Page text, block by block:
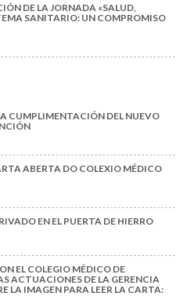
DE LA JORNADA «SALUD,
SANITARIO: UN COMPROMISO
CUMPLIMENTACIÓN DEL NUEVO
ABERTA DO COLEXIO MÉDICO
EN EL PUERTA DE HIERRO
EL COLEGIO MÉDICO DE
ACTUACIONES DE LA GERENCIA
LA IMAGEN PARA LEER LA CARTA: